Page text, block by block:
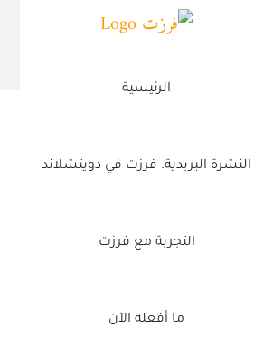
الرئيسية
النشرة البريدية: فرزت في دويتشلاند
التجربة مع فرزت
ما أفعله الآن